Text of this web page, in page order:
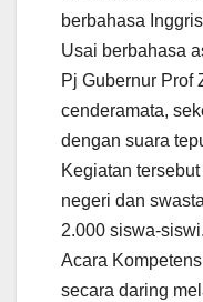
berbahasa
Usai berbahasa
Pj Gubernur Prof
cenderamata,
dengan suara
Kegiatan
negeri dan
2.000 siswa-siswi.
Acara
secara daring